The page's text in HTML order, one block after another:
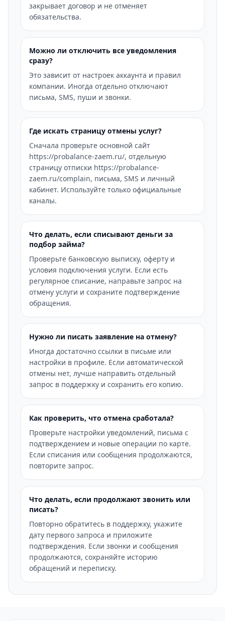
закрывает договор и не отменяет
обязательства.
Можно ли отключить все уведомления
сразу?
Это зависит от настроек аккаунта и правил
компании. Иногда отдельно отключают
письма, SMS, пуши и звонки.
Где искать страницу отмены услуг?
Сначала проверьте основной сайт
https://probalance-zaem.ru/, отдельную
страницу отписки https://probalance-
zaem.ru/complain, письма, SMS и личный
кабинет. Используйте только официальные
каналы.
Что делать, если списывают деньги за
подбор займа?
Проверьте банковскую выписку, оферту и
условия подключения услуги. Если есть
регулярное списание, направьте запрос на
отмену услуги и сохраните подтверждение
обращения.
Нужно ли писать заявление на отмену?
Иногда достаточно ссылки в письме или
настройки в профиле. Если автоматической
отмены нет, лучше направить отдельный
запрос в поддержку и сохранить его копию.
Как проверить, что отмена сработала?
Проверьте настройки уведомлений, письма с
подтверждением и новые операции по карте.
Если списания или сообщения продолжаются,
повторите запрос.
Что делать, если продолжают звонить или
писать?
Повторно обратитесь в поддержку, укажите
дату первого запроса и приложите
подтверждения. Если звонки и сообщения
продолжаются, сохраняйте историю
обращений и переписку.